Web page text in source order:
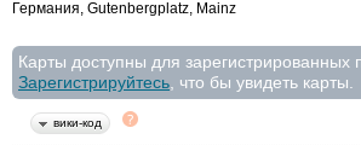
Германия, Gutenbergplatz, Mainz
Карты доступны для зарегистрированных
Зарегистрируйтесь , что бы увидеть карты.
вики-код
Button